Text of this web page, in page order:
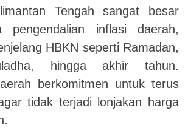
Tengah sangat besar
pengendalian inflasi daerah,
HBKN seperti Ramadan,
hingga akhir tahun.
berkomitmen untuk terus
tidak terjadi lonjakan harga